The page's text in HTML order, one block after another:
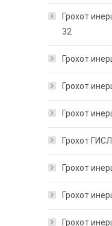
Грохот
32
Грохот
Грохот
Грохот
Грохот
Грохот
Грохот
Грохот